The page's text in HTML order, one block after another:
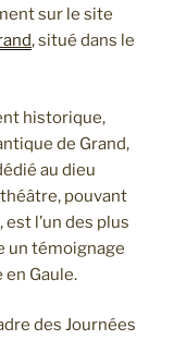
sur le site
, situé dans le
historique,
de Grand,
au dieu
pouvant
l’un des plus
un témoignage
Gaule.
des Journées